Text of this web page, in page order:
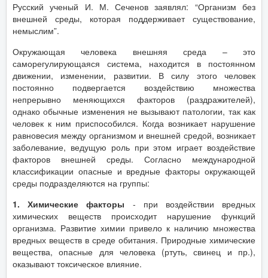
Русский ученый И. М. Сеченов заявлял: “Организм без
внешней среды, которая поддерживает существование,
немыслим”.
Окружающая человека внешняя среда – это
саморегулирующаяся система, находится в постоянном
движении, изменении, развитии. В силу этого человек
постоянно подвергается воздействию множества
непрерывно меняющихся факторов (раздражителей),
однако обычные изменения не вызывают патологии, так как
человек к ним приспособился. Когда возникает нарушение
равновесия между организмом и внешней средой, возникает
заболевание, ведущую роль при этом играет воздействие
факторов внешней среды. Согласно международной
классификации опасные и вредные факторы окружающей
среды подразделяются на группы:
1. Химические факторы - при воздействии вредных
химических веществ происходит нарушение функций
организма. Развитие химии привело к наличию множества
вредных веществ в среде обитания. Природные химические
вещества, опасные для человека (ртуть, свинец и пр.),
оказывают токсическое влияние.